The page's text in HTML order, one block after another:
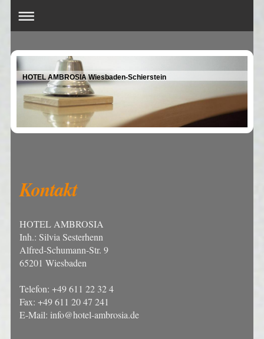
HOTEL AMBROSIA Wiesbaden-Schierstein
Kontakt
HOTEL AMBROSIA
Inh.: Silvia Sesterhenn
Alfred-Schumann-Str. 9
65201 Wiesbaden
Telefon: +49 611 22 32 4
Fax: +49 611 20 47 241
E-Mail: info@hotel-ambrosia.de